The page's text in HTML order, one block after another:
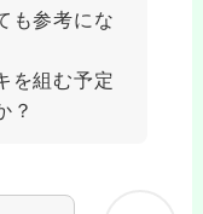
も参考にな
を組む予定
？